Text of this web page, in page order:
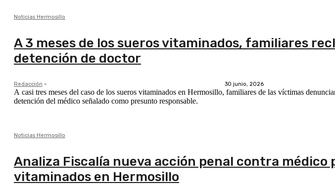
Noticias Hermosillo
A 3 meses de los sueros vitaminados, familiares
detención de doctor
Redacción - 30 junio, 2026
A casi tres meses del caso de los sueros vitaminados en Hermosillo, familiares de las víctimas
detención del médico señalado como presunto responsable.
Noticias Hermosillo
Analiza Fiscalía nueva acción penal contra médico
vitaminados en Hermosillo